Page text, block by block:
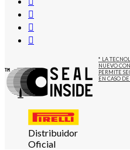
* LA
NUEVO
PERMITE
EN CASO
Distribuidor
Oficial